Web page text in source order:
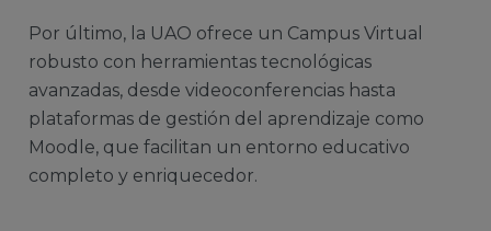
Por último, la UAO ofrece un Campus Virtual
robusto con herramientas tecnológicas
avanzadas, desde videoconferencias hasta
plataformas de gestión del aprendizaje como
Moodle, que facilitan un entorno educativo
completo y enriquecedor.